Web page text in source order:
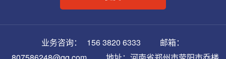
业务咨询： 156 3820 6333
邮箱：